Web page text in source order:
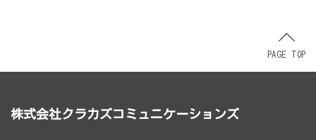
PAGE TOP
株式会社クラカズコミュニケーションズ